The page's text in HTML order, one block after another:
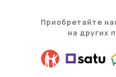
Приобретайте
на других